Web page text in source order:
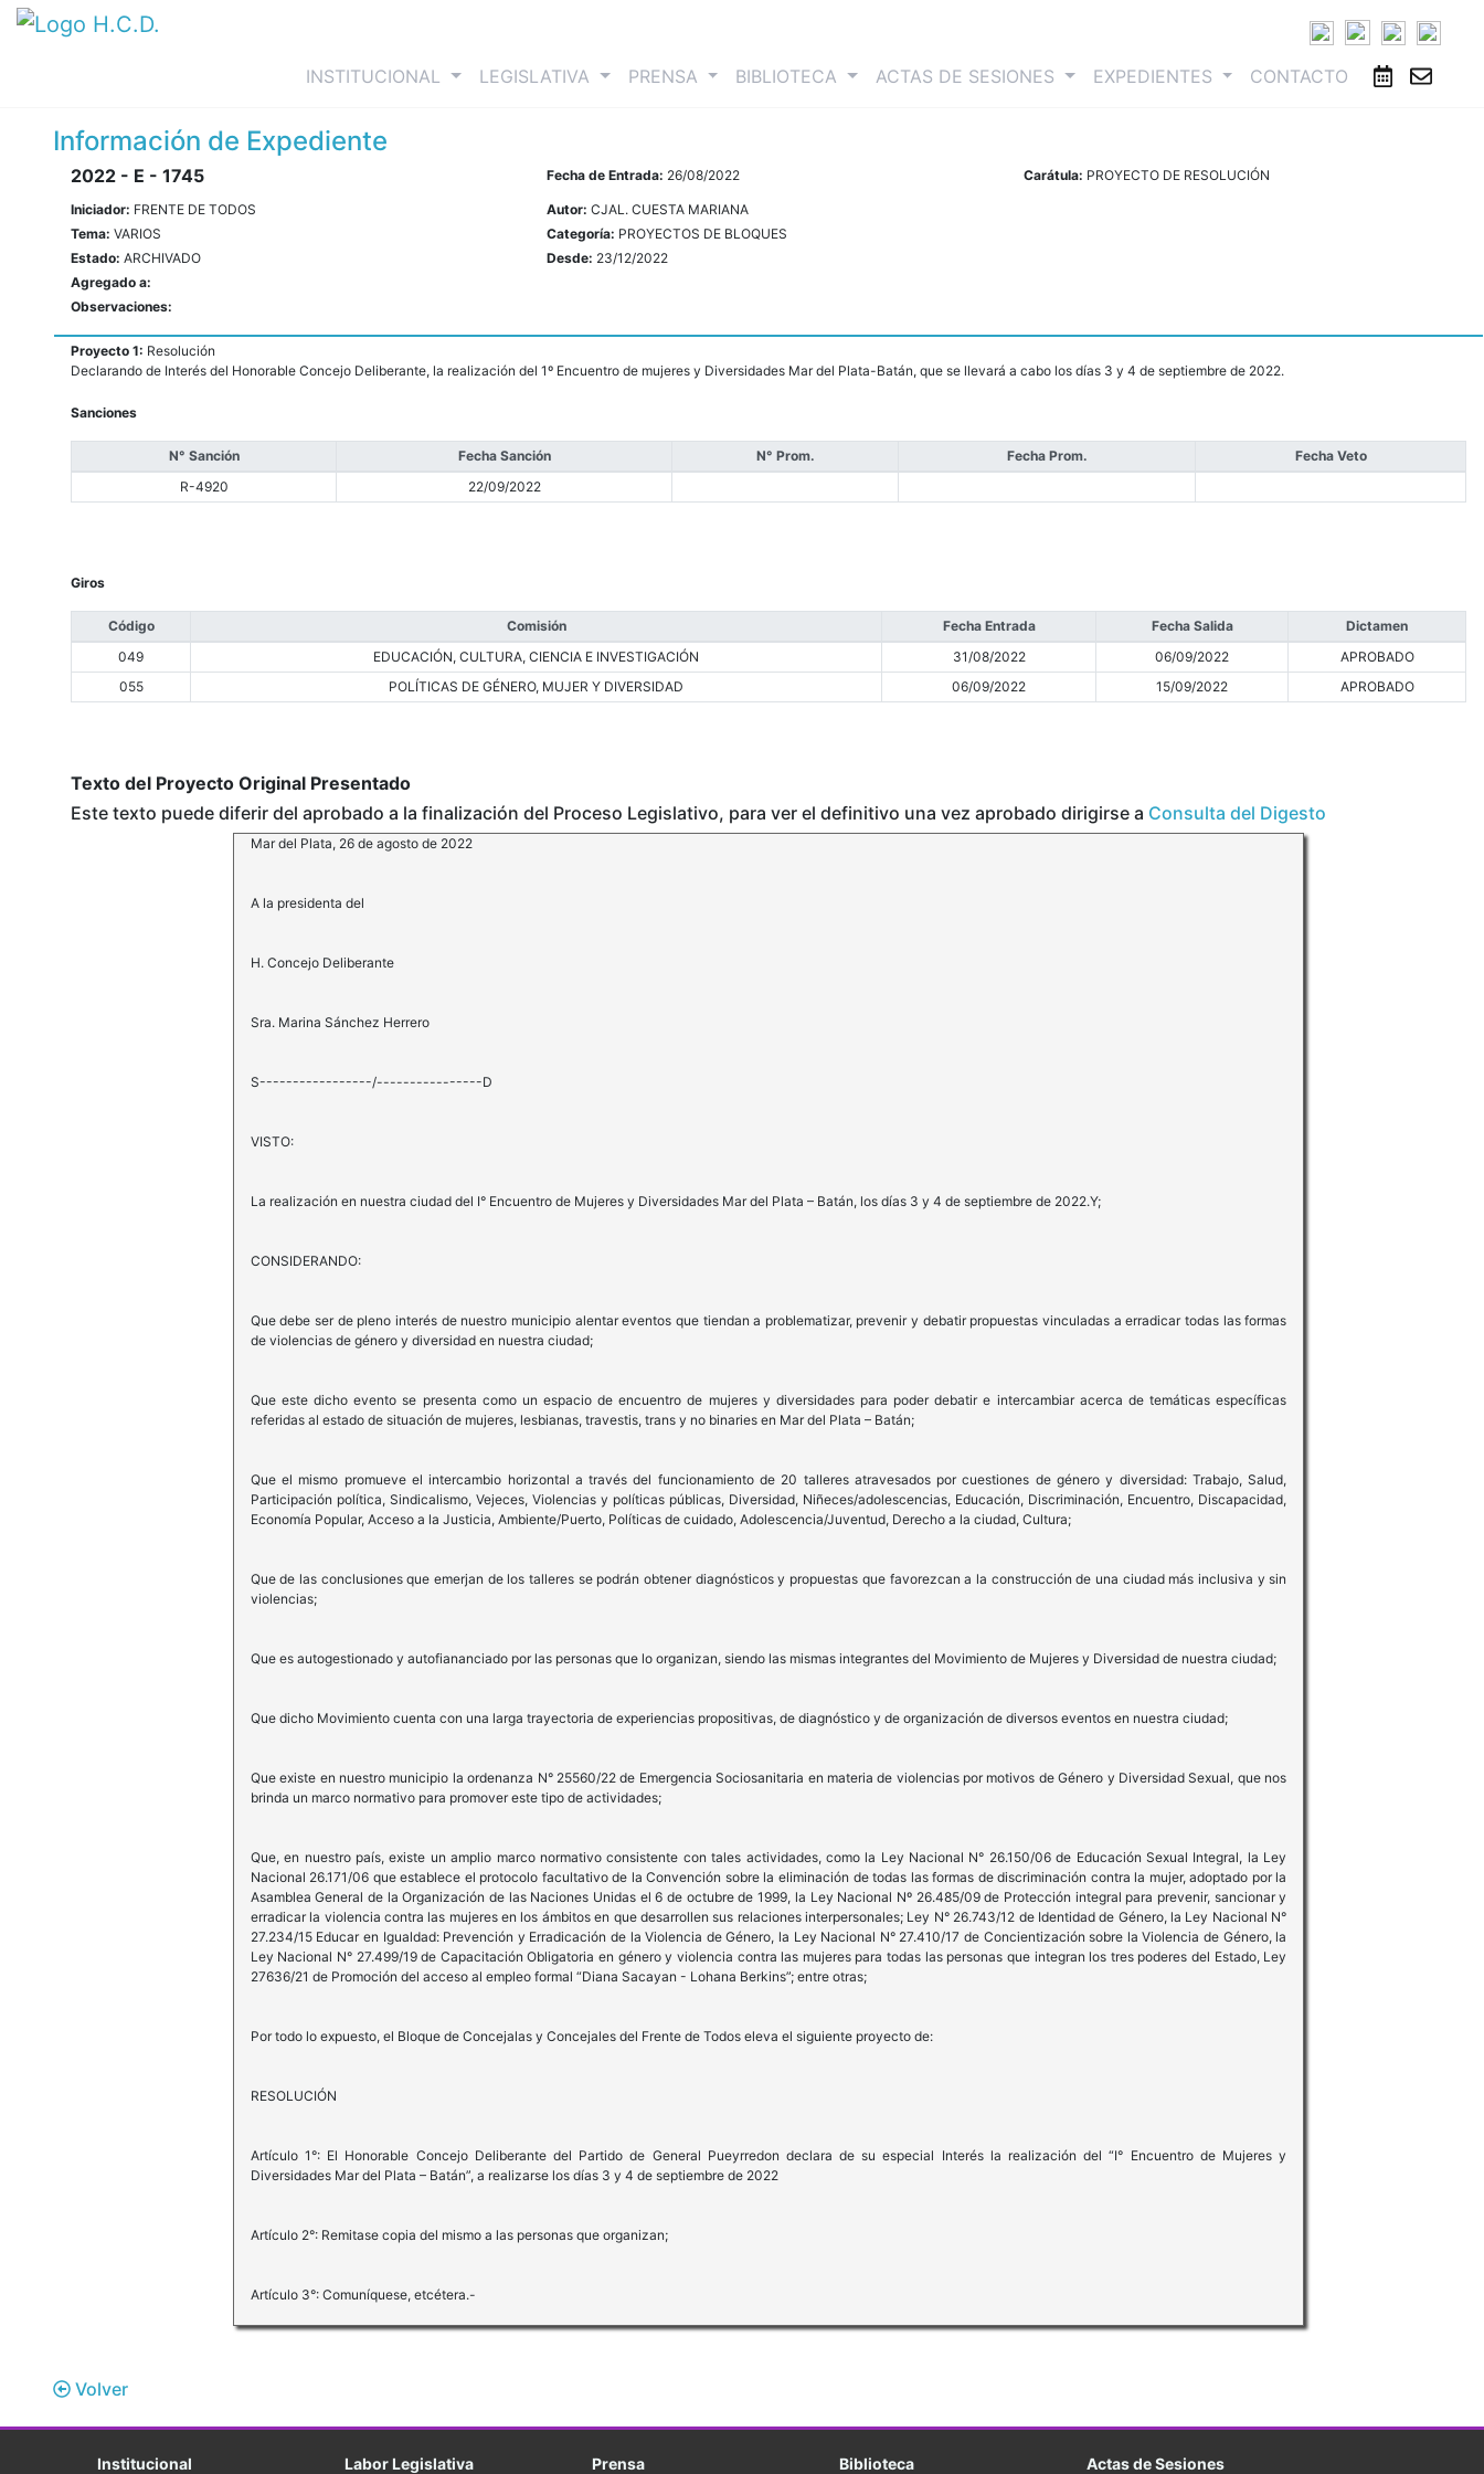
INSTITUCIONAL (current)LEGISLATIVA PRENSA BIBLIOTECA ACTAS DE SESIONES EXPEDIENTES CONTACTO
Información de Expediente
2022 - E - 1745 Fecha de Entrada: 26/08/2022 Carátula: PROYECTO DE RESOLUCIÓN
Iniciador: FRENTE DE TODOS Autor:CJAL. CUESTA MARIANA
Tema: VARIOS Categoría: PROYECTOS DE BLOQUES
Estado: ARCHIVADO Desde: 23/12/2022
Agregado a:
Observaciones:
Proyecto 1: Resolución
Declarando de Interés del Honorable Concejo Deliberante, la realización del 1º Encuentro de mujeres y Diversidades Mar del Plata-Batán, que se llevará a cabo los días 3 y 4 de septiembre de 2022.
Sanciones
N° Sanción Fecha Sanción N° Prom. Fecha Prom.
Fecha Veto
R-4920
22/09/2022
Giros
Código Comisión Fecha Entrada Fecha Salida
Dictamen
049
EDUCACIÓN, CULTURA, CIENCIA E INVESTIGACIÓN 31/08/2022 06/09/2022
APROBADO
055
POLÍTICAS DE GÉNERO, MUJER Y DIVERSIDAD 06/09/2022 15/09/2022 APROBADO
Texto del Proyecto Original Presentado
Este texto puede diferir del aprobado a la finalización del Proceso Legislativo, para ver el definitivo una vez aprobado dirigirse a Consulta del Digesto
Mar del Plata, 26 de agosto de 2022
A la presidenta del
H. Concejo Deliberante
Sra. Marina Sánchez Herrero
S-----------------/----------------D
VISTO:
La realización en nuestra ciudad del I° Encuentro de Mujeres y Diversidades Mar del Plata – Batán, los días 3 y 4 de septiembre de 2022.Y;
CONSIDERANDO:
Que debe ser de pleno interés de nuestro municipio alentar eventos que tiendan a problematizar, prevenir y debatir propuestas vinculadas a erradicar todas las formas
de violencias de género y diversidad en nuestra ciudad;
Que este dicho evento se presenta como un espacio de encuentro de mujeres y diversidades para poder debatir e intercambiar acerca de temáticas específicas
referidas al estado de situación de mujeres, lesbianas, travestis, trans y no binaries en Mar del Plata – Batán;
Que el mismo promueve el intercambio horizontal a través del funcionamiento de 20 talleres atravesados por cuestiones de género y diversidad: Trabajo, Salud,
Participación política, Sindicalismo, Vejeces, Violencias y políticas públicas, Diversidad, Niñeces/adolescencias, Educación, Discriminación, Encuentro, Discapacidad,
Economía Popular, Acceso a la Justicia, Ambiente/Puerto, Políticas de cuidado, Adolescencia/Juventud, Derecho a la ciudad, Cultura;
Que de las conclusiones que emerjan de los talleres se podrán obtener diagnósticos y propuestas que favorezcan a la construcción de una ciudad más inclusiva y sin
violencias;
Que es autogestionado y autofiananciado por las personas que lo organizan, siendo las mismas integrantes del Movimiento de Mujeres y Diversidad de nuestra ciudad;
Que dicho Movimiento cuenta con una larga trayectoria de experiencias propositivas, de diagnóstico y de organización de diversos eventos en nuestra ciudad;
Que existe en nuestro municipio la ordenanza N° 25560/22 de Emergencia Sociosanitaria en materia de violencias por motivos de Género y Diversidad Sexual, que nos
brinda un marco normativo para promover este tipo de actividades;
Que, en nuestro país, existe un amplio marco normativo consistente con tales actividades, como la Ley Nacional N° 26.150/06 de Educación Sexual Integral, la Ley
Nacional 26.171/06 que establece el protocolo facultativo de la Convención sobre la eliminación de todas las formas de discriminación contra la mujer, adoptado por la
Asamblea General de la Organización de las Naciones Unidas el 6 de octubre de 1999, la Ley Nacional Nº 26.485/09 de Protección integral para prevenir, sancionar y
erradicar la violencia contra las mujeres en los ámbitos en que desarrollen sus relaciones interpersonales; Ley N° 26.743/12 de Identidad de Género, la Ley Nacional N°
27.234/15 Educar en Igualdad: Prevención y Erradicación de la Violencia de Género, la Ley Nacional N° 27.410/17 de Concientización sobre la Violencia de Género, la
Ley Nacional N° 27.499/19 de Capacitación Obligatoria en género y violencia contra las mujeres para todas las personas que integran los tres poderes del Estado, Ley
27636/21 de Promoción del acceso al empleo formal “Diana Sacayan - Lohana Berkins”; entre otras;
Por todo lo expuesto, el Bloque de Concejalas y Concejales del Frente de Todos eleva el siguiente proyecto de:
RESOLUCIÓN
Artículo 1°: El Honorable Concejo Deliberante del Partido de General Pueyrredon declara de su especial Interés la realización del “I° Encuentro de Mujeres y
Diversidades Mar del Plata – Batán”, a realizarse los días 3 y 4 de septiembre de 2022
Artículo 2°: Remitase copia del mismo a las personas que organizan;
Artículo 3°: Comuníquese, etcétera.-
Volver
Institucional Labor Legislativa Prensa Biblioteca Actas de Sesiones